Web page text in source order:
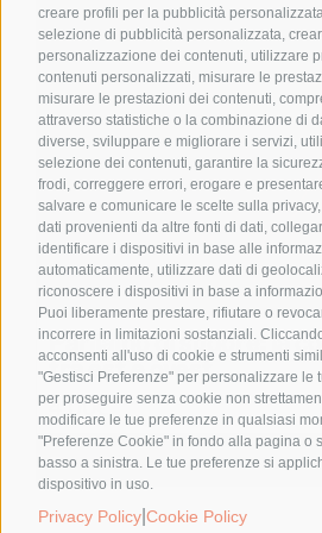
creare profili per la pubblicità
selezione di pubblicità personalizzata,
personalizzazione dei contenuti, utilizzare
contenuti personalizzati, misurare le
misurare le prestazioni dei contenuti,
attraverso statistiche o la combinazione di
diverse, sviluppare e migliorare i servizi,
selezione dei contenuti, garantire la
frodi, correggere errori, erogare e
salvare e comunicare le scelte sulla
dati provenienti da altre fonti di dati,
identificare i dispositivi in base alle
automaticamente, utilizzare dati di
riconoscere i dispositivi in base a
Puoi liberamente prestare, rifiutare o
incorrere in limitazioni sostanziali.
acconsenti all'uso di cookie e strumenti
"Gestisci Preferenze" per personalizzare le
per proseguire senza cookie non
modificare le tue preferenze in qualsiasi
"Preferenze Cookie" in fondo alla pagina o
basso a sinistra. Le tue preferenze si
dispositivo in uso.
Privacy Policy Cookie Policy
Parliamo di sudore: la
tra est e ovest
4,00€
Aggiungi al carrello